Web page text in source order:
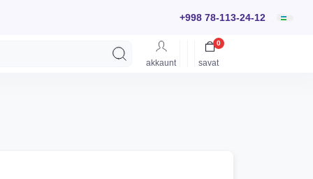
+998 78-113-24-12
akkaunt savat
0